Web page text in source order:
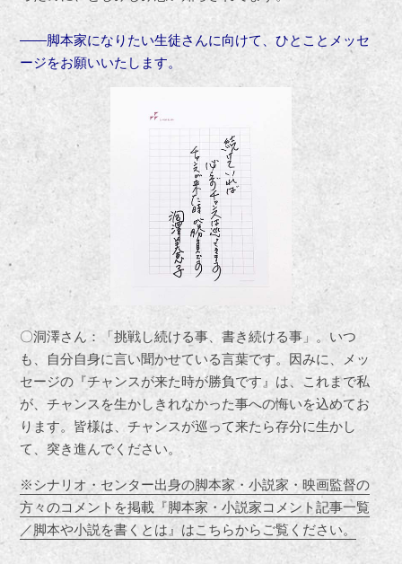
――脚本家になりたい生徒さんに向けて、ひとことメッセ
ージをお願いいたします。
〇洞澤さん：「挑戦し続ける事、書き続ける事」。いつ
も、自分自身に言い聞かせている言葉です。因みに、メッ
セージの『チャンスが来た時が勝負です』は、これまで私
が、チャンスを生かしきれなかった事への悔いを込めてお
ります。皆様は、チャンスが巡って来たら存分に生かし
て、突き進んでください。
※シナリオ・センター出身の脚本家・小説家・映画監督の
方々のコメントを掲載『脚本家・小説家コメント記事一覧
／脚本や小説を書くとは』はこちらからご覧ください。